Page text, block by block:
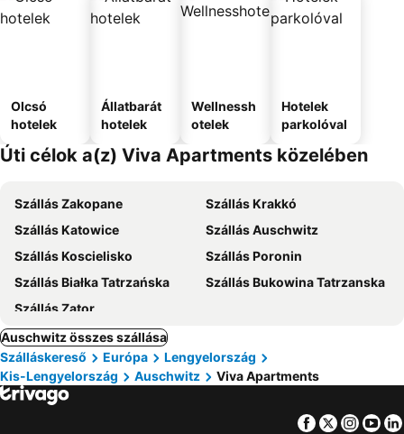
Olcsó
hotelek
Állatbarát
hotelek
Wellnessh
otelek
Hotelek
parkolóval
Úti célok a(z) Viva Apartments közelében
Szállás Zakopane
Szállás Krakkó
Szállás Katowice
Szállás Auschwitz
Szállás Koscielisko
Szállás Poronin
Szállás Białka Tatrzańska
Szállás Bukowina Tatrzanska
Szállás Zator
Auschwitz összes szállása
Szálláskereső
Európa
Lengyelország
Kis-Lengyelország
Auschwitz Viva Apartments
Facebook
Twitter